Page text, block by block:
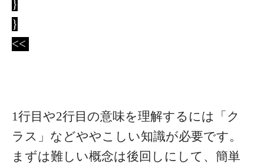
}
}
<<
1行目や2行目の意味を理解するには「ク
ラス」などややこしい知識が必要です。
まずは難しい概念は後回しにして、簡単